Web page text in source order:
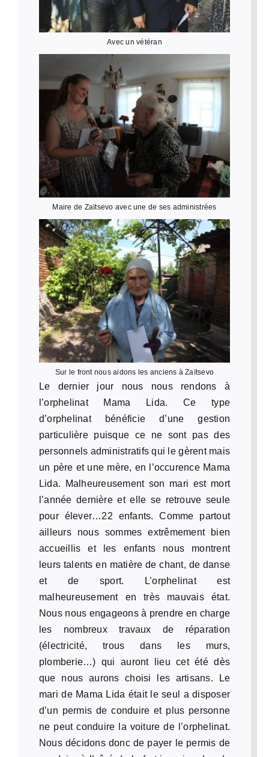
Avec un vétéran
Maire de Zaïtsevo avec une de ses administrées
Sur le front nous aidons les anciens à Zaïtsevo
Le dernier jour nous nous rendons à
l’orphelinat Mama Lida. Ce type
d’orphelinat bénéficie d’une gestion
particulière puisque ce ne sont pas des
personnels administratifs qui le gèrent mais
un père et une mère, en l’occurence Mama
Lida. Malheureusement son mari est mort
l’année dernière et elle se retrouve seule
pour élever…22 enfants. Comme partout
ailleurs nous sommes extrêmement bien
accueillis et les enfants nous montrent
leurs talents en matière de chant, de danse
et de sport. L’orphelinat est
malheureusement en très mauvais état.
Nous nous engageons à prendre en charge
les nombreux travaux de réparation
(électricité, trous dans les murs,
plomberie…) qui auront lieu cet été dès
que nous aurons choisi les artisans. Le
mari de Mama Lida était le seul a disposer
d’un permis de conduire et plus personne
ne peut conduire la voiture de l’orphelinat.
Nous décidons donc de payer le permis de